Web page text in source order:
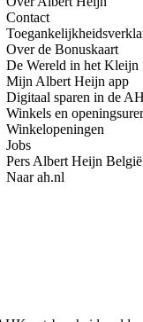
Contact
Over de Bonuskaart
De Wereld in het Kleijn
Mijn Albert Heijn app
Digitaal sparen in de
Winkels en
Winkelopeningen
Jobs
Pers Albert Heijn België
Naar ah.nl